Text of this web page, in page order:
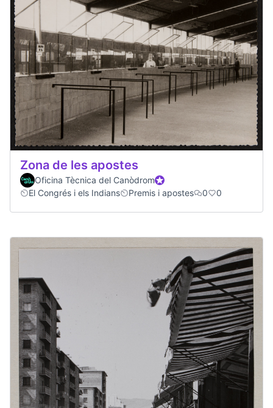
Zona de les apostes
Oficina Tècnica del CanòdromOfficial participant
El Congrés i els Indians
Premis i apostes 0 0